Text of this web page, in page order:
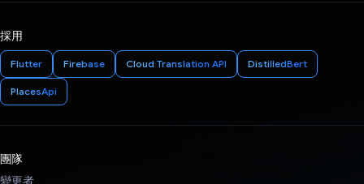
採用
Flutter Firebase Cloud Translation API DistilledBert
PlacesApi
團隊
變更者